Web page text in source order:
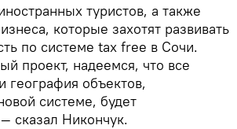
туристов, а также
которые захотят развивать
по системе tax free в Сочи.
проект, надеемся, что все
география объектов,
системе, будет
сказал Никончук.